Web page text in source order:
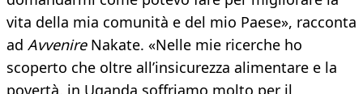
vita della mia comunità e del mio Paese», racconta
ad AvvenireNakate. «Nelle mie ricerche ho
scoperto che oltre all’insicurezza alimentare e la
povertà, in Uganda soffriamo molto per il